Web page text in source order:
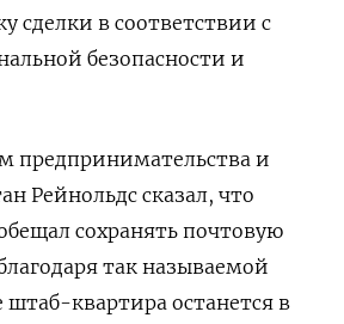
сделки в соответствии с
безопасности и
предпринимательства и
Рейнольдс сказал, что
сохранять почтовую
так называемой
штаб-квартира останется в